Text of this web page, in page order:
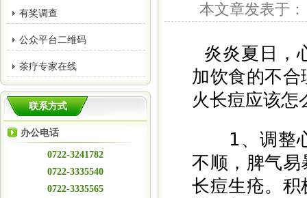
有奖调查
公众平台二维码
茶疗专家在线
联系方式
办公电话
0722-3241782
0722-3335540
0722-3335565
本文章发表于
炎炎夏日，
加饮食的不
火长痘应该怎
1、调整心
不顺，脾气
长痘生疮。